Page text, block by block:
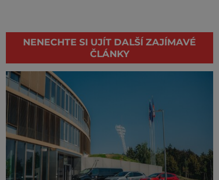
NENECHTE SI UJÍT DALŠÍ ZAJÍMAVÉ
ČLÁNKY